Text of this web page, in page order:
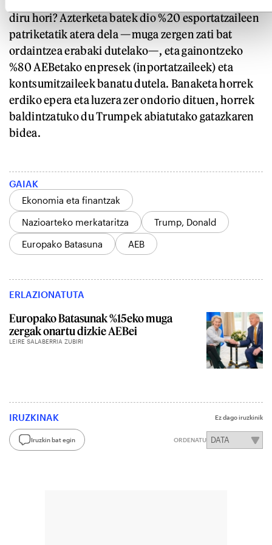
diru hori? Azterketa batek dio %20 esportatzaileen
patriketatik atera dela —muga zergen zati bat
ordaintzea erabaki dutelako—, eta gainontzeko
%80 AEBetako enpresek (inportatzaileek) eta
kontsumitzaileek banatu dutela. Banaketa horrek
erdiko epera eta luzera zer ondorio dituen, horrek
baldintzatuko du Trumpek abiatutako gatazkaren
bidea.
GAIAK
Ekonomia eta finantzak
Nazioarteko merkataritza
Trump, Donald
Europako Batasuna
AEB
ERLAZIONATUTA
Europako Batasunak %15eko muga
zergak onartu dizkie AEBei
LEIRE SALABERRIA ZUBIRI
IRUZKINAK Ez dago iruzkinik
Iruzkin bat egin ORDENATU